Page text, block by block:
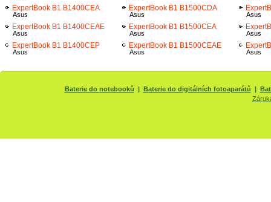
ExpertBook B1 B1400CEA
Asus
ExpertBook B1 B1400CEAE
Asus
ExpertBook B1 B1400CEP
Asus
ExpertBook B1 B1500CDA
Asus
ExpertBook B1 B1500CEA
Asus
ExpertBook B1 B1500CEAE
Asus
Asus
Asus
Asus
Baterie do notebooků | Baterie do digitálních fotoaparátů |